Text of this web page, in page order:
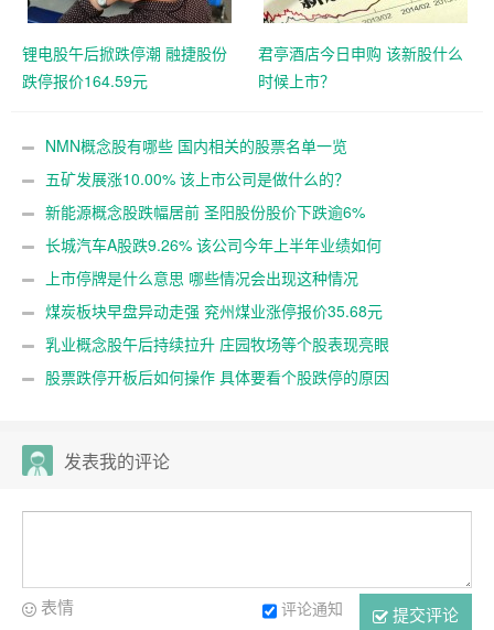
锂电股午后掀跌停潮 融捷股份
跌停报价164.59元
君亭酒店今日申购 该新股什么
时候上市？
NMN概念股有哪些 国内相关的股票名单一览
五矿发展涨10.00% 该上市公司是做什么的？
新能源概念股跌幅居前 圣阳股份股价下跌逾6%
长城汽车A股跌9.26% 该公司今年上半年业绩如何
上市停牌是什么意思 哪些情况会出现这种情况
煤炭板块早盘异动走强 兖州煤业涨停报价35.68元
乳业概念股午后持续拉升 庄园牧场等个股表现亮眼
股票跌停开板后如何操作 具体要看个股跌停的原因
发表我的评论
提交评论
评论通知
表情